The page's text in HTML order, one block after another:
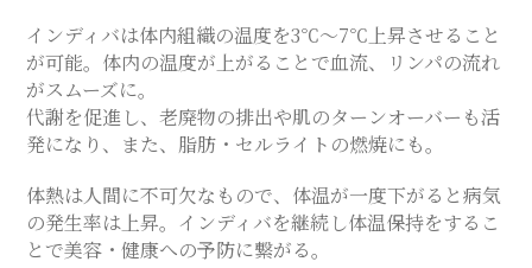
CHIGASAKI
SALON
インディバは体内組織の温度を3℃～7℃上昇させること
が可能。体内の温度が上がることで血流、リンパの流れ
がスムーズに。
代謝を促進し、老廃物の排出や肌のターンオーバーも活
発になり、また、脂肪・セルライトの燃焼にも。
体熱は人間に不可欠なもので、体温が一度下がると病気
の発生率は上昇。インディバを継続し体温保持をするこ
とで美容・健康への予防に繋がる。